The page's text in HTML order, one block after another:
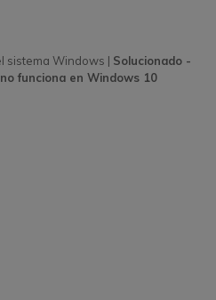
sistema Windows | Solucionado -
funciona en Windows 10